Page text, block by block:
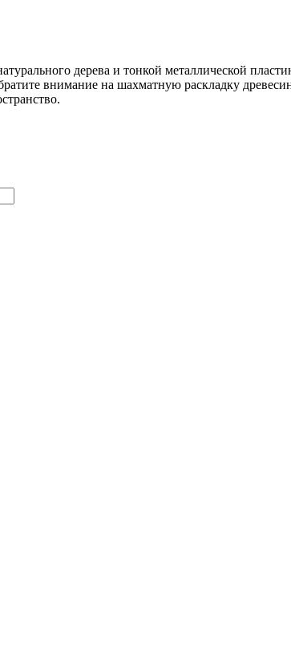
дерева и тонкой металлической
внимание на шахматную раскладку